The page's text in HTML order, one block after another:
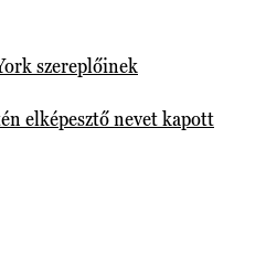
szereplőinek
elképesztő nevet kapott